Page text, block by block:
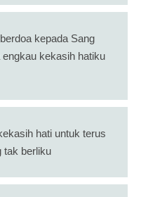
kepada Sang
kekasih hatiku
hati untuk terus
tak berliku